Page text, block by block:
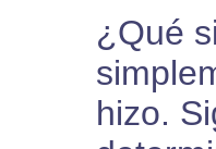
¿Qué
hizo.